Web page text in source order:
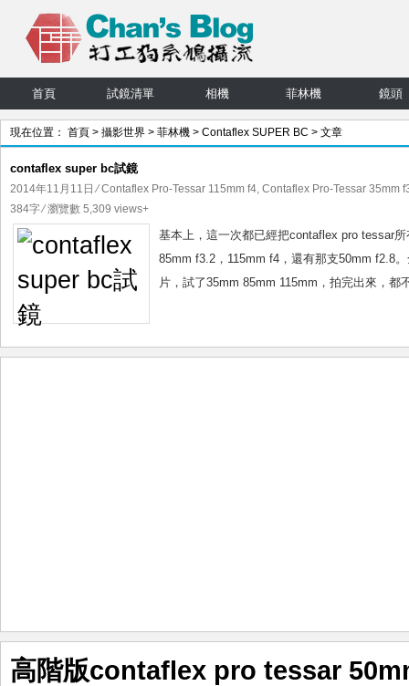
首頁 試鏡清單 相機 菲林機 鏡頭
現在位置： 首頁 > 攝影世界 > 菲林機 > Contaflex SUPER BC > 文章
contaflex super bc試鏡
2014年11月11日 ⁄Contaflex Pro-Tessar 115mm f4, Contaflex Pro-Tessar 35mm
384字 ⁄ 瀏覽數 5,309 views+
基本上，這一次都已經把contaflex pro tessar
85mm f3.2，115mm f4，還有那支50mm f2.8
片，試了35mm 85mm 115mm，拍完出來，
高階版contaflex pro tessar